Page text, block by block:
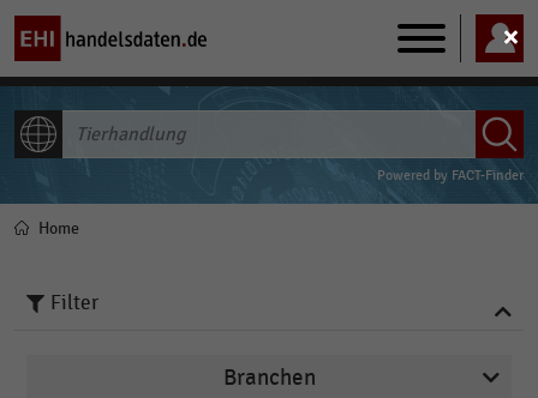
Main
navigation
Powered by FACT-Finder
Pfadnavigation
Home
Filter
Branchen